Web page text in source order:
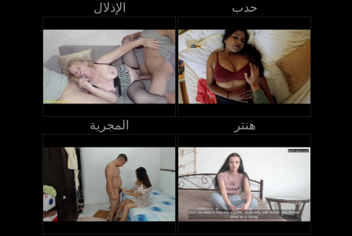
الإذلال حدب
المجرية هنتر